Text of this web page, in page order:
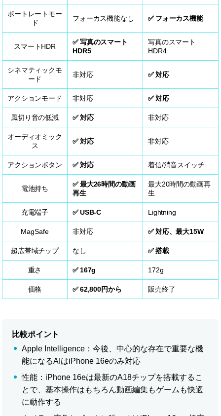
ポートレートモー
ド
フォーカス機能なし フォーカス機能
スマートHDR
写真のスマート
HDR5
写真のスマート
HDR4
シネマティックモ
ード
非対応 対応
アクションモード 非対応 対応
風切り音の低減 対応 非対応
オーディオミック
ス
対応 非対応
アクションボタン 対応 着信/消音スイッチ
電池持ち
最大26時間の動画
再生
最大20時間の動画再
生
充電端子 USB-C Lightning
MagSafe 非対応 対応、最大15W
超広帯域チップ なし 搭載
重さ 167g 172g
価格 62,800円から 販売終了
比較ポイント
Apple Intelligence：今後、中心的な存在で重要な機
能になるAIはiPhone 16eのみ対応
性能：iPhone 16eは最新のA18チップを搭載するこ
とで、基本操作はもちろん動画編集もゲームも快適
に動作する